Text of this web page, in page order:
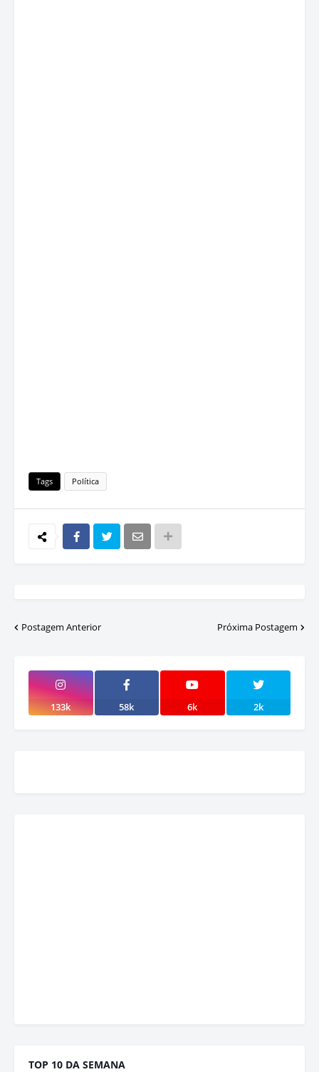
Tags Política
Postagem Anterior Próxima Postagem
133k 58k 6k 2k
TOP 10 DA SEMANA